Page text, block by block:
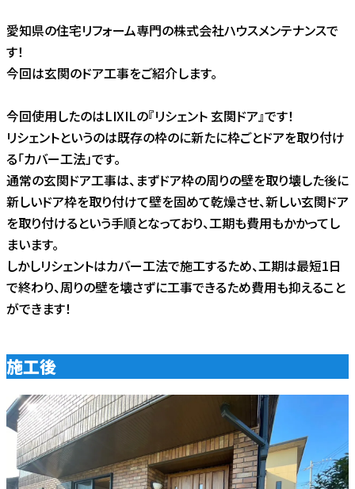
愛知県の住宅リフォーム専門の株式会社ハウスメンテナンスで
す！
今回は玄関のドア工事をご紹介します。
今回使用したのはLIXILの『リシェント 玄関ドア』です！
リシェントというのは既存の枠のに新たに枠ごとドアを取り付け
る「カバー工法」です。
通常の玄関ドア工事は、まずドア枠の周りの壁を取り壊した後に
新しいドア枠を取り付けて壁を固めて乾燥させ、新しい玄関ドア
を取り付けるという手順となっており、工期も費用もかかってし
まいます。
しかしリシェントはカバー工法で施工するため、工期は最短1日
で終わり、周りの壁を壊さずに工事できるため費用も抑えること
ができます！
施工後